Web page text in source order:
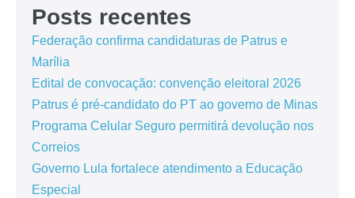
Posts recentes
Federação confirma candidaturas de Patrus e
Marília
Edital de convocação: convenção eleitoral 2026
Patrus é pré-candidato do PT ao governo de Minas
Programa Celular Seguro permitirá devolução nos
Correios
Governo Lula fortalece atendimento a Educação
Especial